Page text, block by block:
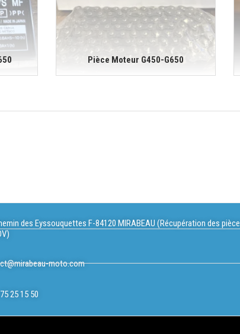
Pièce Moteur G450-G650
des Eyssouquettes F-84120 MIRABEAU (Récupération des
moto.com
25 15 50